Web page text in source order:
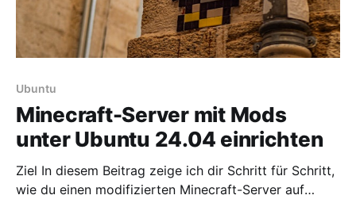
Ubuntu
Minecraft-Server mit Mods
unter Ubuntu 24.04 einrichten
Ziel In diesem Beitrag zeige ich dir Schritt für Schritt,
wie du einen modifizierten Minecraft-Server auf